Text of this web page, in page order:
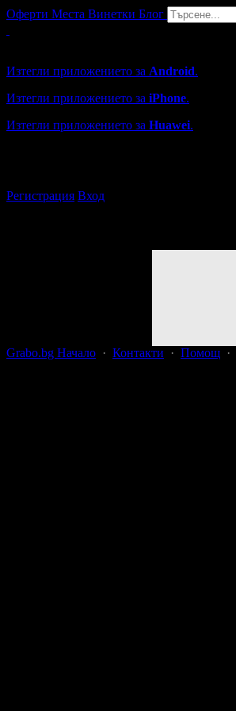
Оферти Места Винетки Блог
Изтегли приложението за Android.
Изтегли приложението за iPhone.
Изтегли приложението за Huawei.
Регистрация Вход
Grabo.bg Начало · Контакти · Помощ ·